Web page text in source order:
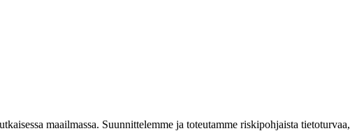
maailmassa. Suunnittelemme ja toteutamme riskipohjaista